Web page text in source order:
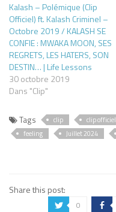
Kalash – Polémique (Clip
Officiel) ft. Kalash Criminel –
Octobre 2019 / KALASH SE
CONFIE : MWAKA MOON, SES
REGRETS, LES HATERS, SON
DESTIN… | Life Lessons
30 octobre 2019
Dans "Clip"
Tags clip clip officiel
feeling
Juillet 2024
Share this post:
a 0 b